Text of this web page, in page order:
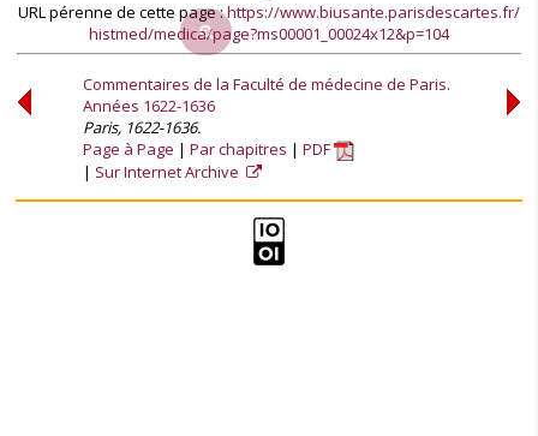
URL pérenne de cette page :https://www.biusante.parisdescartes.fr/
histmed/medica/page?ms00001_00024x12&p=104
Commentaires de la Faculté de médecine de Paris.
Années 1622-1636
Paris, 1622-1636.
Page à Page
Par chapitres
PDF
Sur Internet Archive